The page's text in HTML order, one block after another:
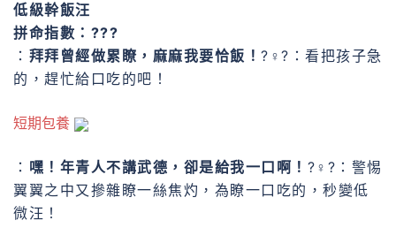
低級幹飯汪
拼命指數：???
： 拜拜曾經做累瞭，麻麻我要恰飯！ ?♀?：看把孩子急
的，趕忙給口吃的吧！
短期包養
： 嘿！年青人不講武德，卻是給我一口啊！ ?♀?：警惕
翼翼之中又摻雜瞭一絲焦灼，為瞭一口吃的，秒變低
微汪！